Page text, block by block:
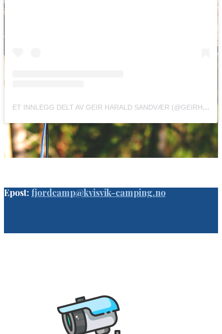
ET INNLEGG DELT AV GEIR HARALD SANDVÆR (@GEIRHARALD)
Epost: fjordcamp@kvisvik-camping.no